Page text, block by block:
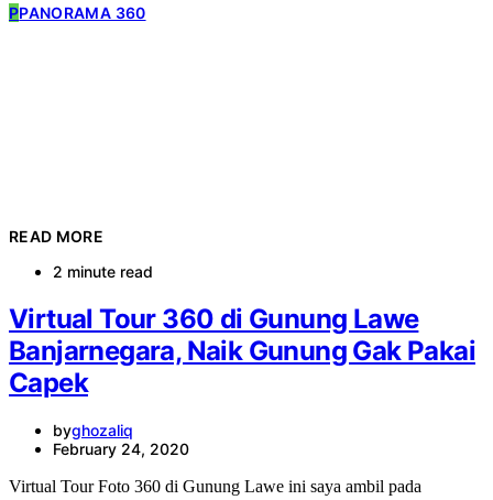
PPANORAMA 360
READ MORE
2 minute read
Virtual Tour 360 di Gunung Lawe
Banjarnegara, Naik Gunung Gak Pakai
Capek
byghozaliq
February 24, 2020
Virtual Tour Foto 360 di Gunung Lawe ini saya ambil pada